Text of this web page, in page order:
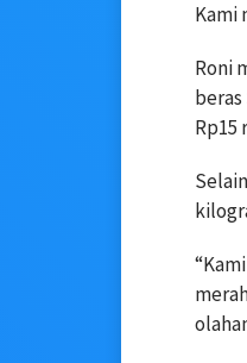
Kami
Roni
Rp15